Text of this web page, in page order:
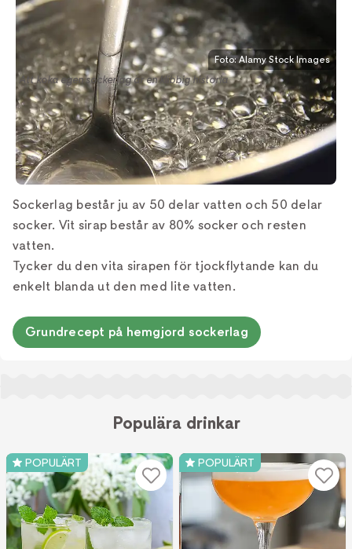
Att koka egen sockerlag är en klibbig historia
Foto: Alamy Stock Images
Sockerlag består ju av 50 delar vatten och 50 delar
socker. Vit sirap består av 80% socker och resten
vatten.
Tycker du den vita sirapen för tjockflytande kan du
enkelt blanda ut den med lite vatten.
Grundrecept på hemgjord sockerlag
Populära drinkar
POPULÄRT POPULÄRT